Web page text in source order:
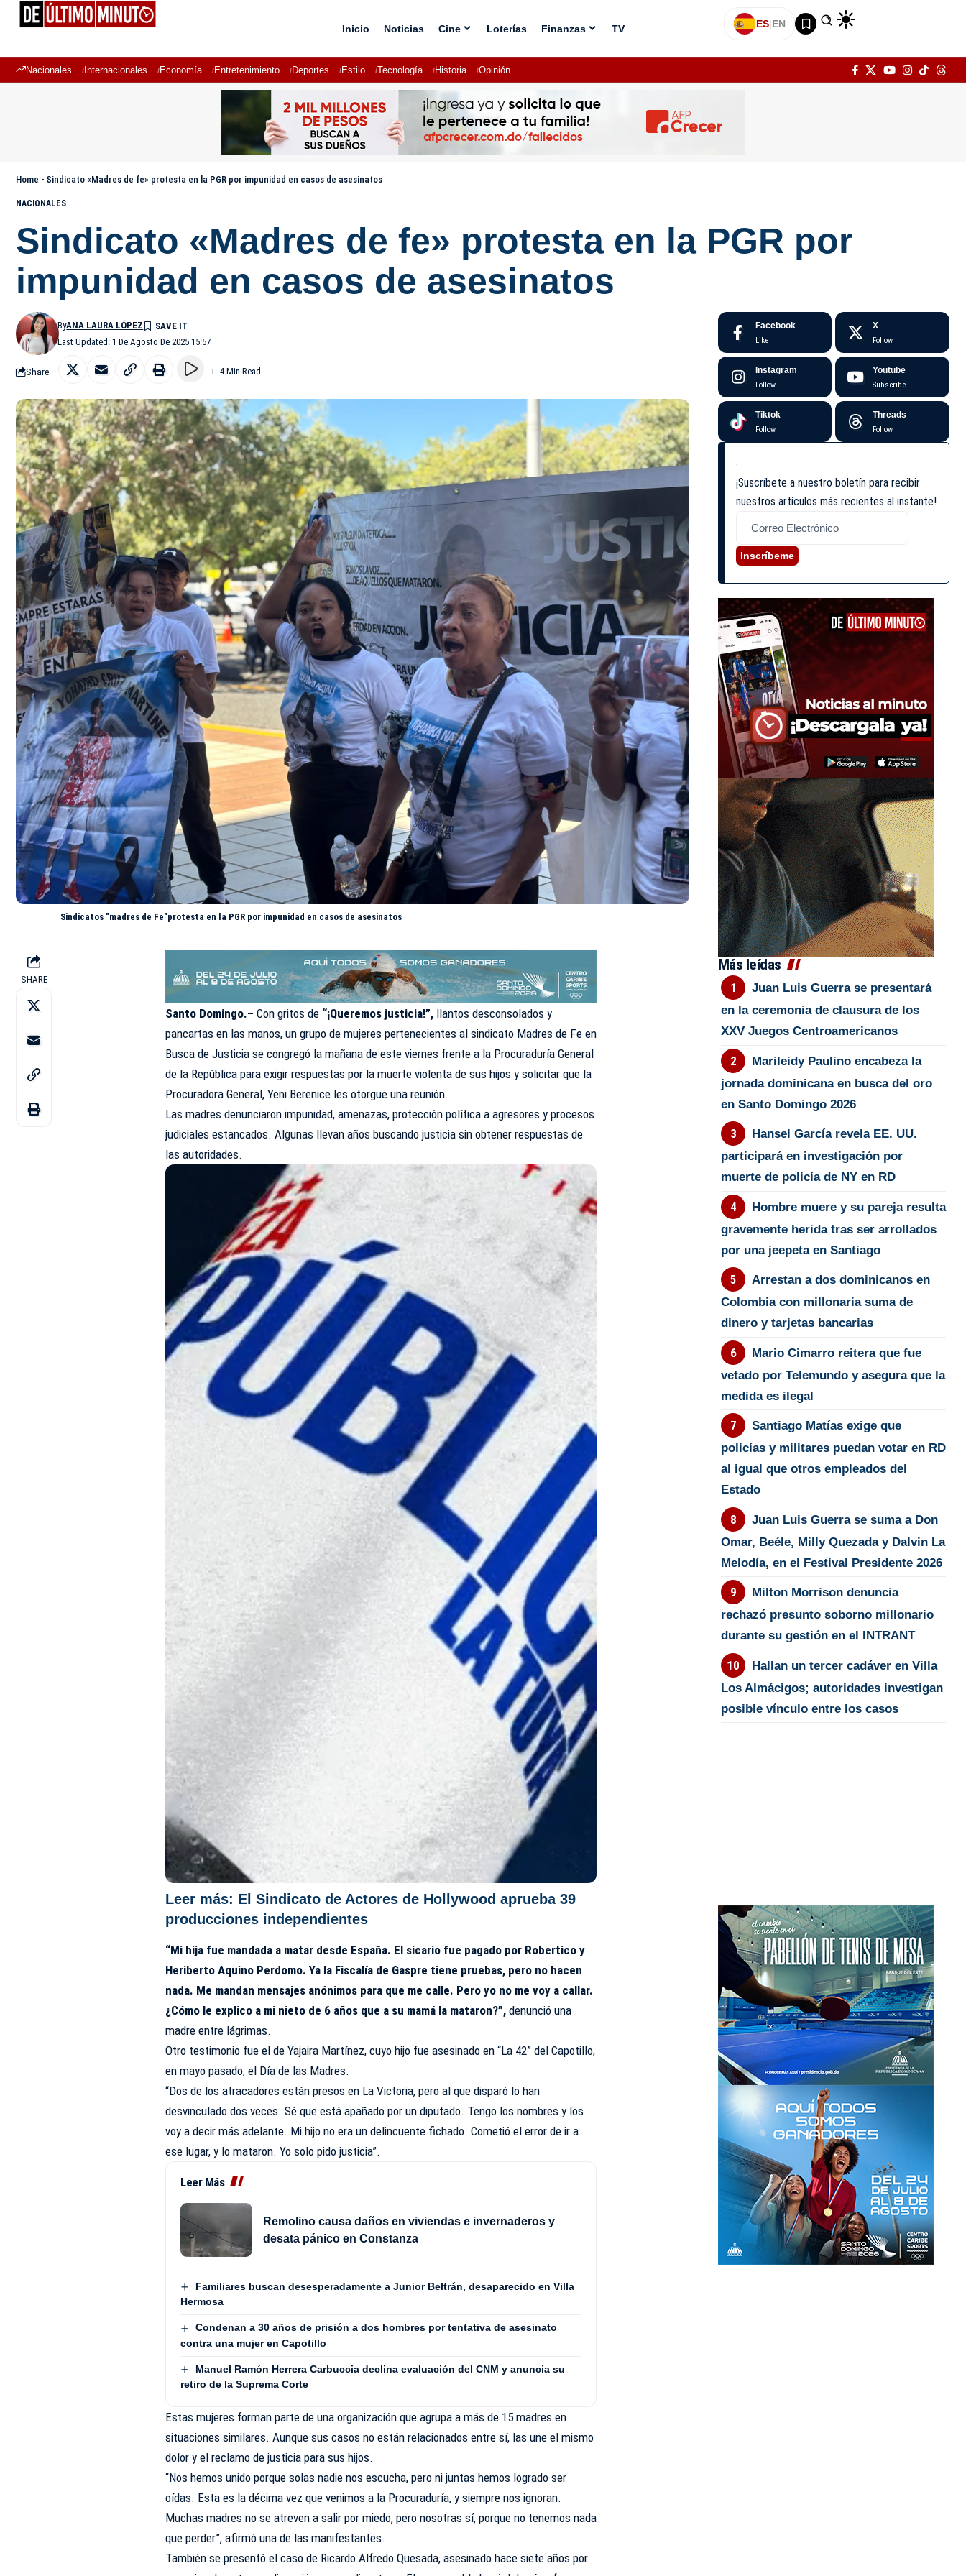
Inicio Noticias Cine Loterías Finanzas TV ES|EN
Nacionales Internacionales Economía Entretenimiento Deportes Estilo Tecnología Historia Opinión
Home - Sindicato «Madres de fe» protesta en la PGR por impunidad en casos de asesinatos
NACIONALES
Sindicato «Madres de fe» protesta en la PGR por
impunidad en casos de asesinatos
Last Updated: 1 De Agosto De 2025 15:57
ByANA LAURA LÓPEZ
Share 4 Min Read
Sindicatos "madres de Fe"protesta en la PGR por impunidad en casos de asesinatos
SHARE
Santo Domingo.– Con gritos de “¡Queremos justicia!”, llantos desconsolados y
pancartas en las manos, un grupo de mujeres pertenecientes al sindicato Madres de Fe en
Busca de Justicia se congregó la mañana de este viernes frente a la Procuraduría General
de la República para exigir respuestas por la muerte violenta de sus hijos y solicitar que la
ProcuradoraGeneral, Yeni Berenice les otorgue una reunión.
Las madres denunciaron impunidad, amenazas, protección política a agresores y procesos
judiciales estancados. Algunas llevan años buscando justicia sin obtener respuestas de
las autoridades.
Leer más: El Sindicato de Actores de Hollywood aprueba 39
producciones independientes
“Mi hija fue mandada a matar desde España. El sicario fue pagado por Robertico y
Heriberto Aquino Perdomo. Ya la Fiscalía de Gaspre tiene pruebas, pero no hacen
nada. Me mandan mensajes anónimos para que me calle. Pero yo no me voy a callar.
¿Cómo le explico a mi nieto de 6 años que a su mamá la mataron?”,denunció una
madre entre lágrimas.
Otro testimonio fue el de Yajaira Martínez, cuyo hijo fue asesinado en “La 42” del Capotillo,
en mayo pasado, el Día de las Madres.
“Dos de los atracadores están presos en La Victoria, pero al que disparó lo han
desvinculado dos veces. Sé que está apañado por un diputado. Tengo los nombres y los
voy a decir más adelante. Mi hijo no era un delincuente fichado. Cometió el error de ir a
ese lugar, y lo mataron. Yo solo pido justicia”.
Leer Más
Remolino causa daños en viviendas e invernaderos y
desata pánico en Constanza
Familiares buscan desesperadamente a Junior Beltrán, desaparecido en Villa
Hermosa
Condenan a 30 años de prisión a dos hombres por tentativa de asesinato
contra una mujer en Capotillo
Manuel Ramón Herrera Carbuccia declina evaluación del CNM y anuncia su
retiro de la Suprema Corte
Estas mujeres forman parte de una organización que agrupa a más de 15 madres en
situaciones similares. Aunque sus casos no están relacionados entre sí, las une el mismo
dolor y el reclamo de justicia para sus hijos.
“Nos hemos unido porque solas nadie nos escucha, pero ni juntas hemos logrado ser
oídas. Esta es la décima vez que venimos a la Procuraduría, y siempre nos ignoran.
Muchas madres no se atreven a salir por miedo, pero nosotras sí, porque no tenemos nada
que perder”, afirmó una de las manifestantes.
También se presentó el caso de Ricardo Alfredo Quesada, asesinado hace siete años por
Facebook
Like
X
Follow
Instagram
Follow
Youtube
Subscribe
Tiktok
Follow
Threads
Follow
¡Suscríbete a nuestro boletín para recibir
nuestros artículos más recientes al instante!
Inscríbeme
Más leídas
Juan Luis Guerra se presentará
en la ceremonia de clausura de los
XXV Juegos Centroamericanos
Marileidy Paulino encabeza la
jornada dominicana en busca del oro
en Santo Domingo 2026
Hansel García revela EE. UU.
participará en investigación por
muerte de policía de NY en RD
Hombre muere y su pareja resulta
gravemente herida tras ser arrollados
por una jeepeta en Santiago
Arrestan a dos dominicanos en
Colombia con millonaria suma de
dinero y tarjetas bancarias
Mario Cimarro reitera que fue
vetado por Telemundo y asegura que la
medida es ilegal
Santiago Matías exige que
policías y militares puedan votar en RD
al igual que otros empleados del
Estado
Juan Luis Guerra se suma a Don
Omar, Beéle, Milly Quezada y Dalvin La
Melodía, en el Festival Presidente 2026
Milton Morrison denuncia
rechazó presunto soborno millonario
durante su gestión en el INTRANT
Hallan un tercer cadáver en Villa
Los Almácigos; autoridades investigan
posible vínculo entre los casos